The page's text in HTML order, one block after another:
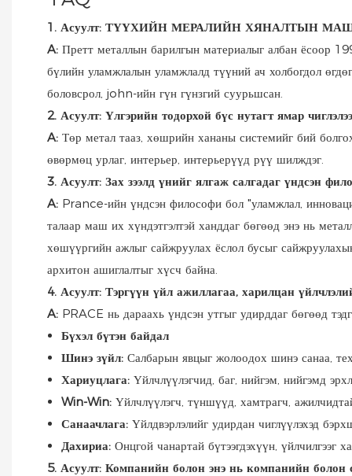
1. Асуулт: ТҮҮХИЙН МЕРАЛИЙН ХЯНАЛТЫН
A: Претт металлын барилгын материалыг албан ёсоор
бүлийн уламжлалын уламжлалд түүний ач холбогдол
боловсрол, john-ийн гүн гүнзгий суурьшсан.
2. Асуулт: Үлгэрийн тодорхой бүс нутагт ямар
A: Төр метал тааз, хөшрийн хананы системийг бий
өвөрмөц урлаг, интерьер, интерьерүүд рүү шилждэг.
3. Асуулт: Зах зээлд үнийг ялгаж салгадаг үндсэн
A: Prance-ийн үндсэн философи бол "уламжлал,
талаар маш их хүндэтгэлтэй ханддаг бөгөөд энэ нь
хөшүүргийн ажлыг сайжруулах ёслол бусыг
архитон ашиглалтыг хүсч байна.
4. Асуулт: Тэргүүн үйл ажиллагаа, харилцан
A: PRACE нь дараахь үндсэн утгыг удирддаг бөгөөд
Бүхэл бүтэн байдал
Шинэ зүйл: Салбарын явцыг жолоодох шинэ санаа,
Хариуцлага: Үйлчлүүлэгчид, баг, нийгэм, нийгэмд
Win-Win: Үйлчлүүлэгч, түншүүд, хамтрагч,
Санаачлага: Үйлдвэрлэлийг удирдан чиглүүлэхэд
Дахириа: Онцгой чанартай бүтээгдэхүүн, үйлчилгээг
5. Асуулт: Компанийн болон энэ нь компанийн болон